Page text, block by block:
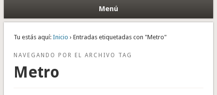
Menú
Tu estás aquí: Inicio › Entradas etiquetadas con "Metro"
NAVEGANDO POR EL ARCHIVO TAG
Metro